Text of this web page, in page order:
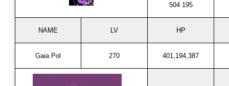
504 195
NAME LV HP
Gaia Pol 270 401,194,387